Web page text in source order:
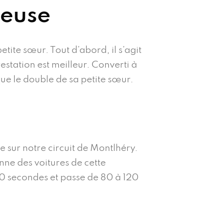
sœur. Tout d’abord, il s’agit
est meilleur. Converti à
le double de sa petite sœur.
sur notre circuit de Montlhéry.
des voitures de cette
secondes et passe de 80 à 120